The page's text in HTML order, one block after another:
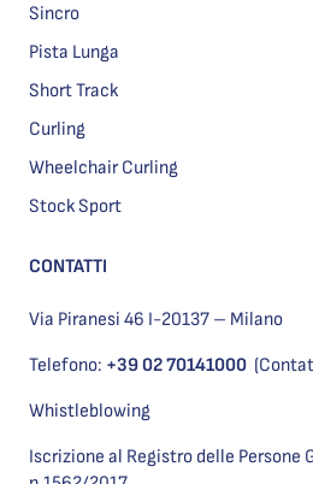
Sincro
Pista Lunga
Short Track
Curling
Wheelchair Curling
Stock Sport
CONTATTI
Via Piranesi 46 I-20137 – Milano
Telefono: +39 02 70141000
Whistleblowing
Iscrizione al Registro delle Persone